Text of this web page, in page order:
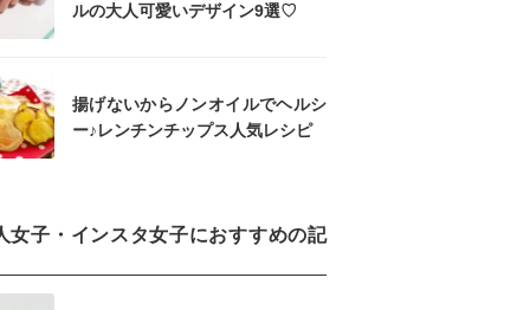
ルの大人可愛いデザイン9選♡
揚げないからノンオイルでヘルシ
ー♪レンチンチップス人気レシピ
女子・インスタ女子におすすめの記